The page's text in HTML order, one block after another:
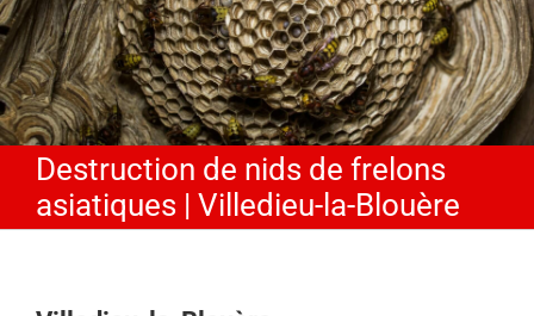
Destruction de nids de frelons
asiatiques | Villedieu-la-Blouère